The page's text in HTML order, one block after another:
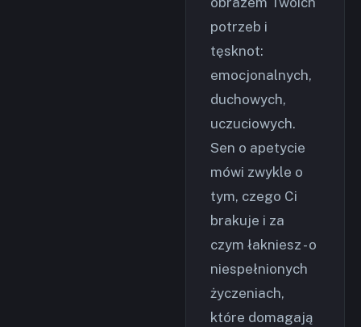
potrzeb i
tęsknot:
emocjonalnych,
duchowych,
uczuciowych.
Sen o apetycie
mówi zwykle o
tym, czego Ci
brakuje i za
czym łakniesz - o
niespełnionych
życzeniach,
które domagają